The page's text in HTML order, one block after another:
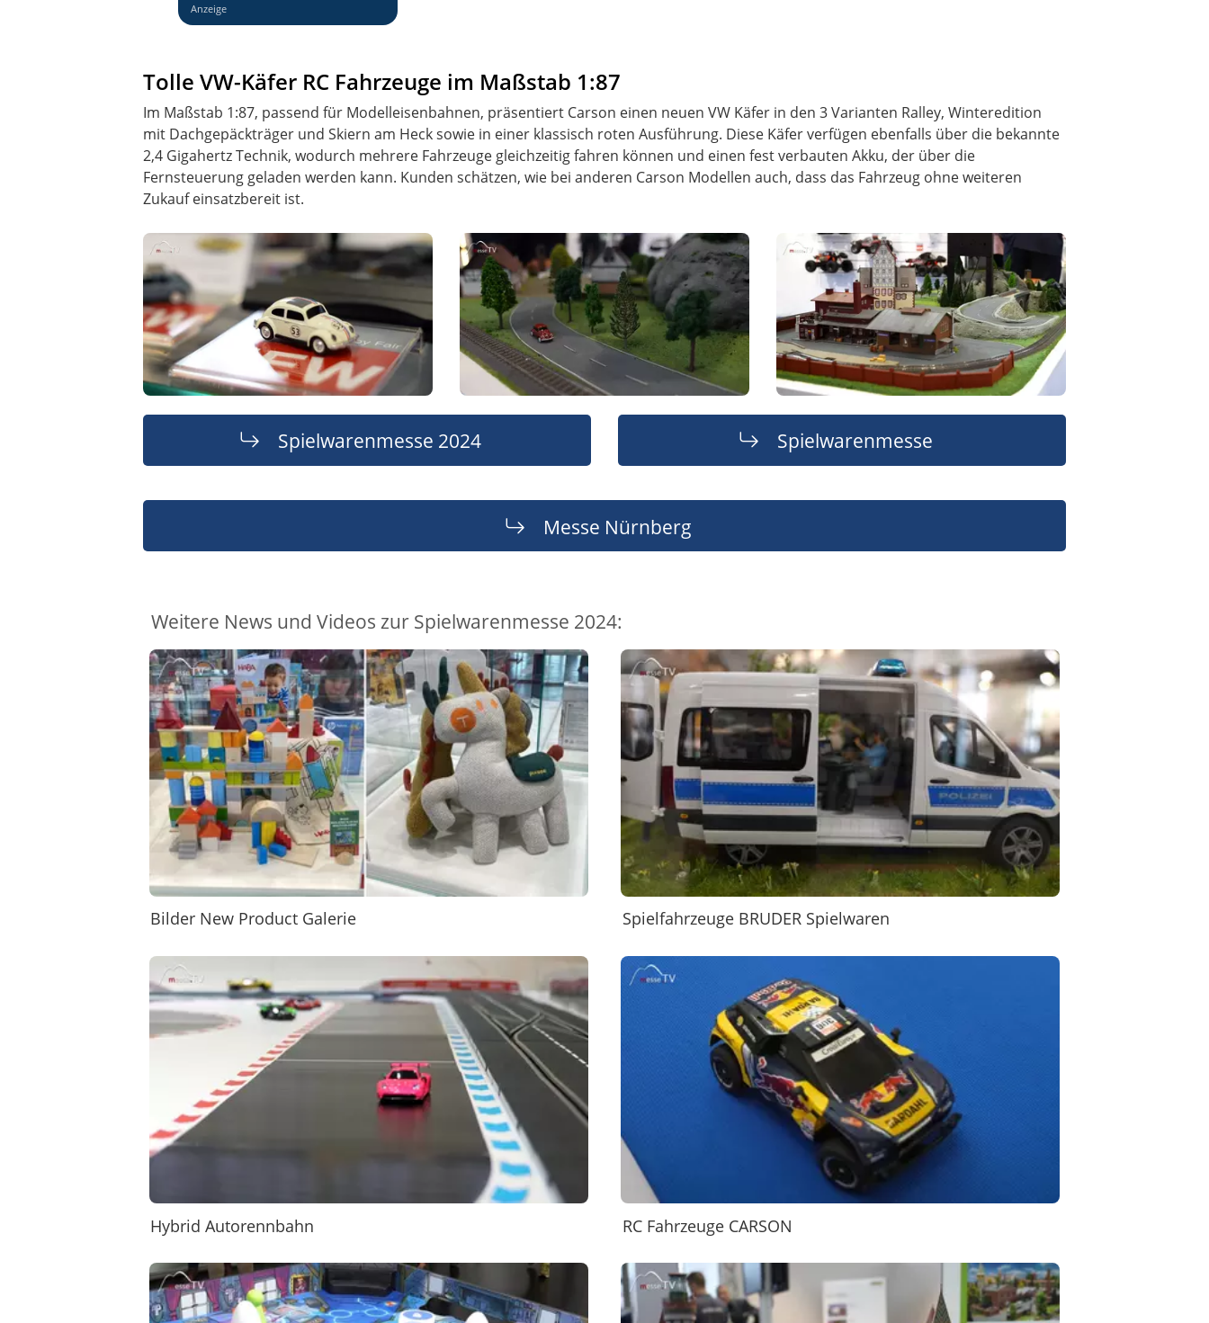
Anzeige
Tolle VW-Käfer RC Fahrzeuge im Maßstab 1:87
Im Maßstab 1:87, passend für Modelleisenbahnen, präsentiert Carson einen neuen VW Käfer in den 3 Varianten Ralley, Winteredition
mit Dachgepäckträger und Skiern am Heck sowie in einer klassisch roten Ausführung. Diese Käfer verfügen ebenfalls über die bekannte
2,4 Gigahertz Technik, wodurch mehrere Fahrzeuge gleichzeitig fahren können und einen fest verbauten Akku, der über die
Fernsteuerung geladen werden kann. Kunden schätzen, wie bei anderen Carson Modellen auch, dass das Fahrzeug ohne weiteren
Zukauf einsatzbereit ist.
Spielwarenmesse 2024 Spielwarenmesse
Messe Nürnberg
Weitere News und Videos zur Spielwarenmesse 2024:
Bilder New Product Galerie Spielfahrzeuge BRUDER Spielwaren
Hybrid Autorennbahn RC Fahrzeuge CARSON